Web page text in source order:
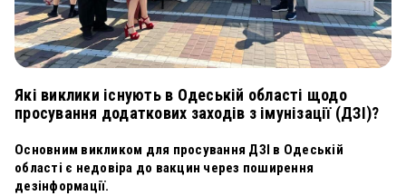
Які виклики існують в Одеській області щодо
просування додаткових заходів з імунізації (ДЗІ)?
Основним викликом для просування ДЗІ в Одеській
області є недовіра до вакцин через поширення
дезінформації.